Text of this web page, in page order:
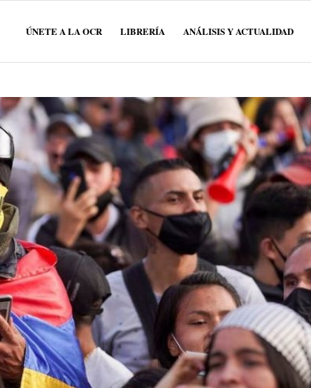
ÚNETE A LA OCR LIBRERÍA ANÁLISIS Y ACTUALIDAD